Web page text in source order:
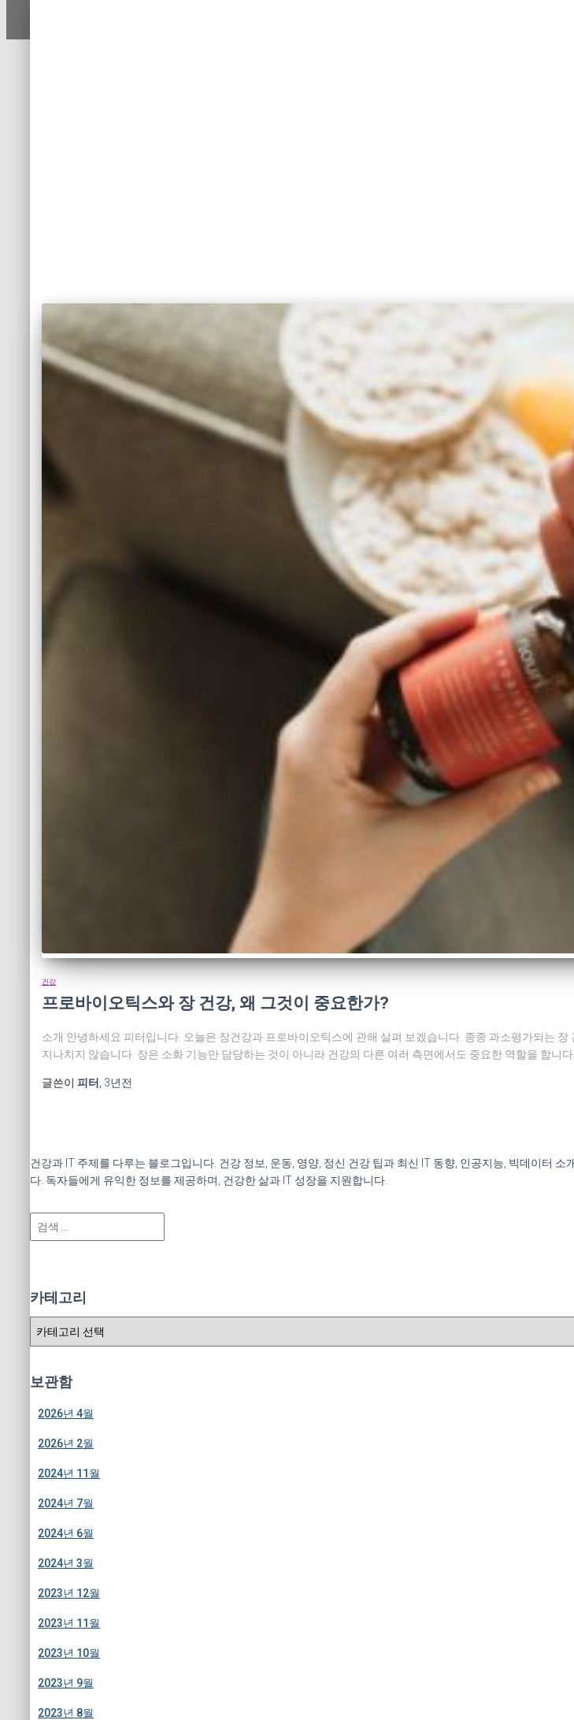
건강
프로바이오틱스와 장 건강, 왜 그것이 중요한가?
소개 안녕하세요 피터입니다. 오늘은 장건강과 프로바이오틱스에 관해 살펴 보겠습니다. 종종 과소평가되는
지나치지 않습니다. 장은 소화 기능만 담당하는 것이 아니라 건강의 다른 여러 측면에서도 중요한 역할을 합니
글쓴이 피터 3년전
건강과 IT 주제를 다루는 블로그입니다. 건강 정보, 운동, 영양, 정신 건강 팁과 최신 IT 동향, 인공지능, 빅데이터
다. 독자들에게 유익한 정보를 제공하며, 건강한 삶과 IT 성장을 지원합니다.
검
색
카테고리
리
보관함
2026년 4월
2026년 2월
2024년 11월
2024년 7월
2024년 6월
2024년 3월
2023년 12월
2023년 11월
2023년 10월
2023년 9월
2023년 8월